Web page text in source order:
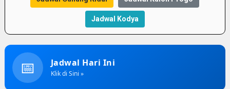
Jadwal Kodya
📅 Jadwal Hari Ini
Klik di Sini »